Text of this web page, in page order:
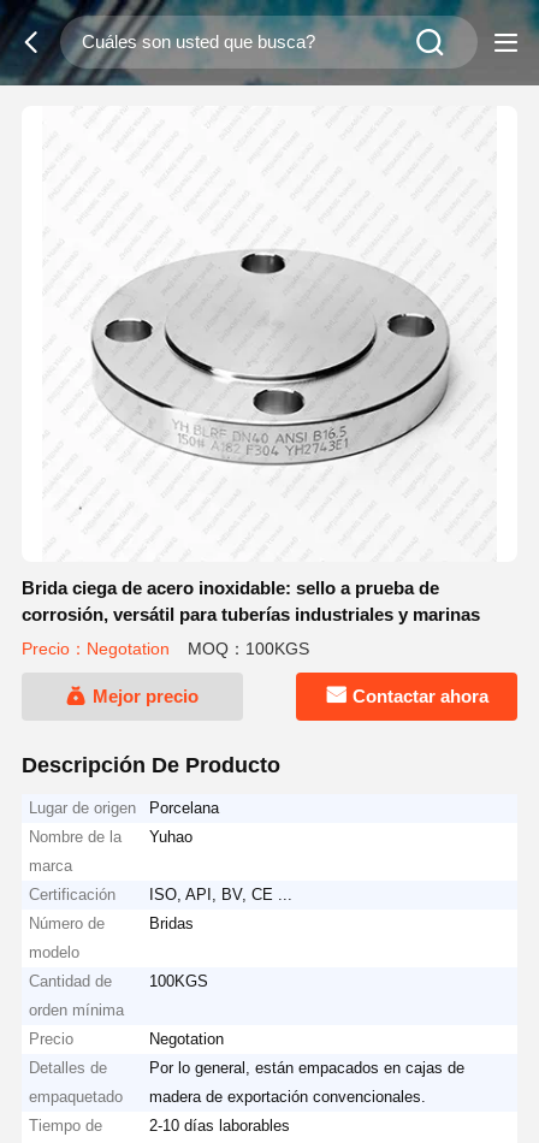
Brida ciega de acero inoxidable: sello a prueba de
corrosión, versátil para tuberías industriales y marinas
Precio：Negotation MOQ：100KGS
Mejor precio Contactar ahora
Descripción De Producto
Lugar de origen
Porcelana
Nombre de la
marca
Yuhao
Certificación
ISO, API, BV, CE ...
Número de
modelo
Bridas
Cantidad de
orden mínima
100KGS
Precio
Negotation
Detalles de
empaquetado
Por lo general, están empacados en cajas de
madera de exportación convencionales.
Tiempo de
2-10 días laborables